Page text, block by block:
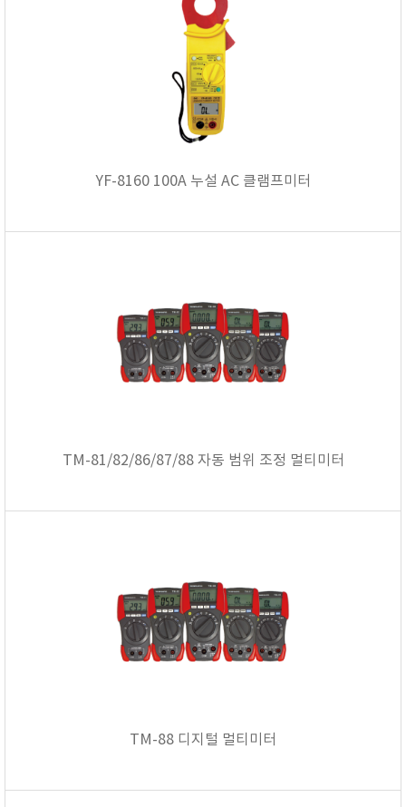
YF-8160 100A 누설 AC 클램프미터
TM-81/82/86/87/88 자동 범위 조정 멀티미터
TM-88 디지털 멀티미터